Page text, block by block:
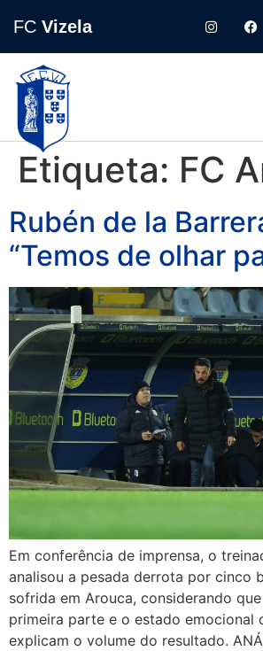
FC Vizela
Etiqueta: FC
Rubén de la
“Temos de olhar
Em conferência de imprensa, o
analisou a pesada derrota por cinco
sofrida em Arouca, considerando
primeira parte e o estado emocional
explicam o volume do resultado.